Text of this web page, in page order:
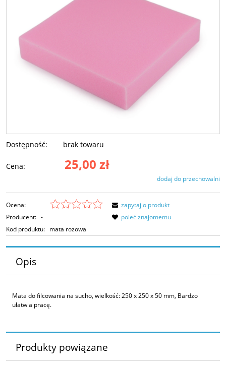
Dostępność: brak towaru
Cena: 25,00 zł
dodaj do przechowalni
Ocena:
Producent: -
Kod produktu: mata rozowa
zapytaj o produkt
poleć znajomemu
Opis
Mata do filcowania na sucho, wielkość: 250 x 250 x 50 mm, Bardzo
ułatwia pracę.
Produkty powiązane